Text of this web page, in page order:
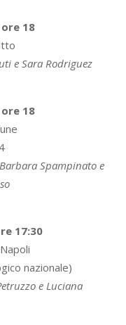
18
e Sara Rodriguez
18
Spampinato e
17:30
nazionale)
e Luciana